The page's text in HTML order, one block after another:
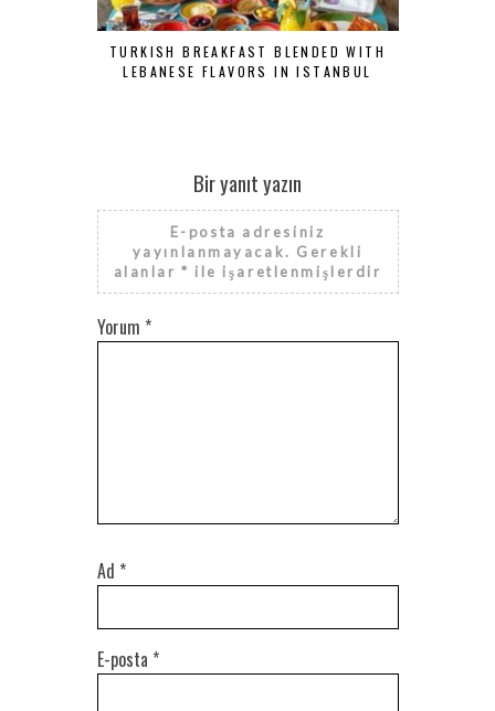
TURKISH BREAKFAST BLENDED WITH
LEBANESE FLAVORS IN ISTANBUL
Bir yanıt yazın
E-posta adresiniz
yayınlanmayacak. Gerekli
alanlar* ile işaretlenmişlerdir
Yorum *
Ad *
E-posta *